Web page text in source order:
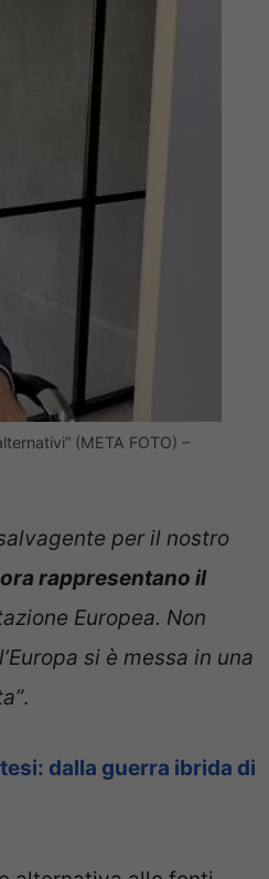
(META FOTO) –
per il nostro
ora rappresentano il
Europea. Non
si è messa in una
.
dalla guerra ibrida di